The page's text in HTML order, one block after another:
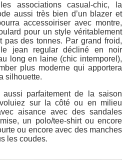
associations casual-chic, la
aussi très bien d’un blazer et
accessoiriser avec montre,
pour un style véritablement
pas des tonnes. Par grand froid,
jean regular décliné en noir
long en laine (chic intemporel),
plus moderne qui apportera
silhouette.
aussi parfaitement de la saison
sur la côté ou en milieu
aisance avec des sandales
un polo/tee-shirt ou encore
ou encore avec des manches
les coudes.